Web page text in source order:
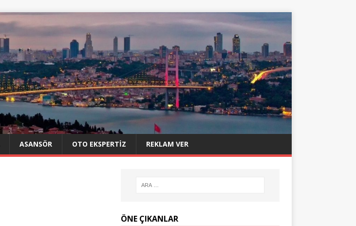
ASANSÖR OTO EKSPERTIZ REKLAM VER
ÖNE ÇIKANLAR